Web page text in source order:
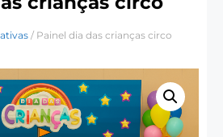
/ Painel dia das crianças circo